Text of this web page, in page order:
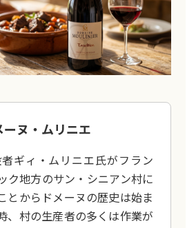
ヌ・ムリニエ
ギィ・ムリニエ氏がフラン
ク地方のサン・シニアン村に
とからドメーヌの歴史は始ま
、村の生産者の多くは作業が